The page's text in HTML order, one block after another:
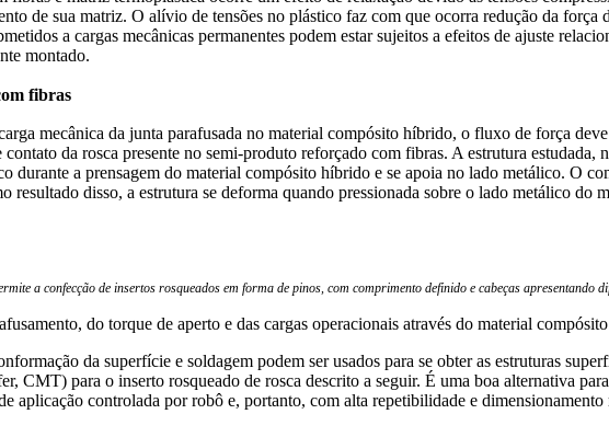
de sua matriz. O alívio de tensões no plástico faz com que ocorra redução da força
a cargas mecânicas permanentes podem estar sujeitos a efeitos de ajuste
montado.
fibras
mecânica da junta parafusada no material compósito híbrido, o fluxo de força
da rosca presente no semi-produto reforçado com fibras. A estrutura
durante a prensagem do material compósito híbrido e se apoia no lado metálico. O
resultado disso, a estrutura se deforma quando pressionada sobre o lado metálico
a confecção de insertos rosqueados em forma de pinos, com comprimento definido e cabeças apresentando
do torque de aperto e das cargas operacionais através do material
da superfície e soldagem podem ser usados para se obter as estruturas
CMT) para o inserto rosqueado de rosca descrito a seguir. É uma boa alternativa
aplicação controlada por robô e, portanto, com alta repetibilidade e